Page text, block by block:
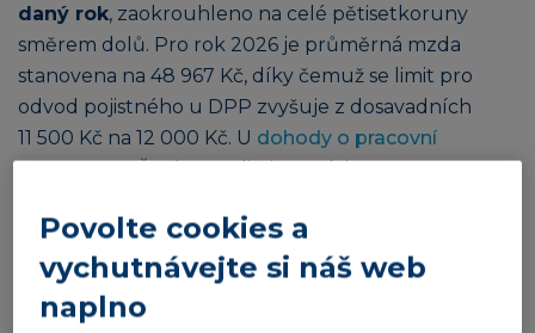
daný rok, zaokrouhleno na celé pětisetkoruny
směrem dolů. Pro rok 2026 je průměrná mzda
stanovena na 48 967 Kč, díky čemuž se limit pro
odvod pojistného u DPP zvyšuje z dosavadních
11 500 Kč na 12 000 Kč. U dohody o pracovní
činnosti (DPČ)zůstane limit ve výši 4 500 Kč.
Ovšem pozor – měsíční příjem musí být do 12 000
Kč,
tj. 11 999 Kč nebo méně , u DPČ pak 4 499 Kč
nebo méně. Příjmy od každého zaměstnavatele se
počítají zvlášť, naopak všechny příjmy od téhož
Povolte cookies a
vychutnávejte si náš web
naplno